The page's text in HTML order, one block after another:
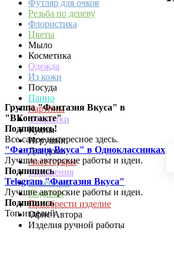
Футляр для очков
Резьба по дереву
Флористика
Цветы
Мыло
Косметика
Одежда
Из кожи
Посуда
Панно
Картины
Открытки
Куклы
Игрушки
Для дома
Аксессуары
Украшения
Сувениры
Подарки
Приобрести изделие
Офис Автора
Изделия ручной работы
Группа "Фантазия Вкуса" в
"ВКонтакте"
Подпишись!
Все самое интересное здесь.
"Фантазия Вкуса" в Одноклассниках
Лучшие авторские работы и идеи.
Подпишись
Telegram "Фантазия Вкуса"
Лучшие авторские работы и идеи.
Подпишись
Топ изделий